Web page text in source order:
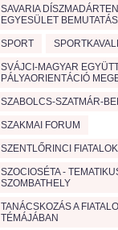
SAVARIA
EGYESÜLET
SPORT
SVÁJCI-MAGYAR
PÁLYAORIENTÁCIÓ
SZABOLCS-SZATMÁR-
SZAKMAI FORUM
SZENTLŐRINCI
SZOCIOSÉTA -
SZOMBATHELY
TANÁCSKOZÁS A
TÉMÁJÁBAN